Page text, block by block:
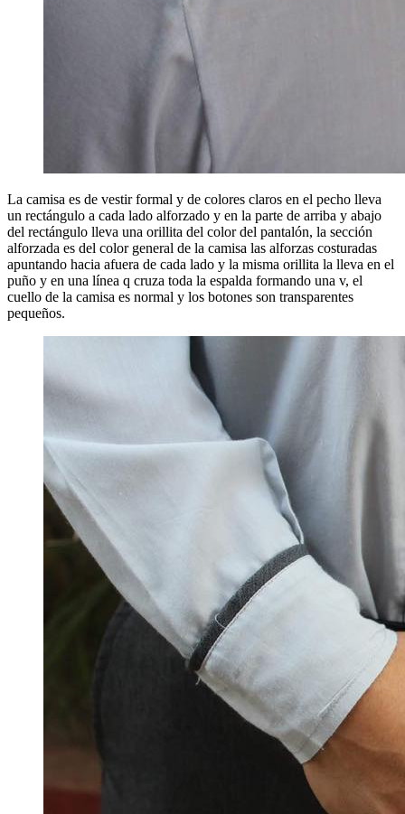
La camisa es de vestir formal y de colores claros en el pecho lleva
un rectángulo a cada lado alforzado y en la parte de arriba y abajo
del rectángulo lleva una orillita del color del pantalón, la sección
alforzada es del color general de la camisa las alforzas costuradas
apuntando hacia afuera de cada lado y la misma orillita la lleva en el
puño y en una línea q cruza toda la espalda formando una v, el
cuello de la camisa es normal y los botones son transparentes
pequeños.